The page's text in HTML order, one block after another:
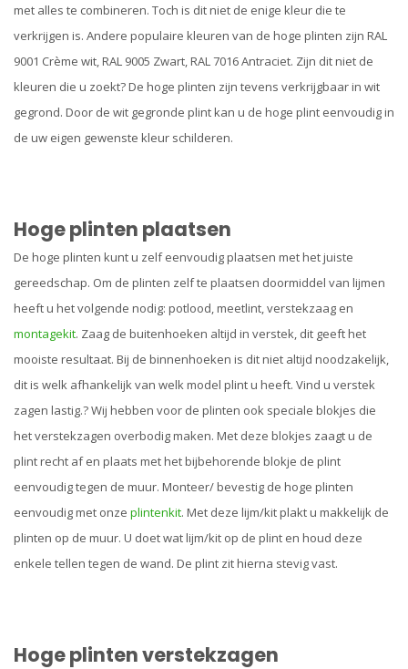
met alles te combineren. Toch is dit niet de enige kleur die te
verkrijgen is. Andere populaire kleuren van de hoge plinten zijn RAL
9001 Crème wit, RAL 9005 Zwart, RAL 7016 Antraciet. Zijn dit niet de
kleuren die u zoekt? De hoge plinten zijn tevens verkrijgbaar in wit
gegrond. Door de wit gegronde plint kan u de hoge plint eenvoudig in
de uw eigen gewenste kleur schilderen.
Hoge plinten plaatsen
De hoge plinten kunt u zelf eenvoudig plaatsen met het juiste
gereedschap. Om de plinten zelf te plaatsen doormiddel van lijmen
heeft u het volgende nodig: potlood, meetlint, verstekzaag en
montagekit. Zaag de buitenhoeken altijd in verstek, dit geeft het
mooiste resultaat. Bij de binnenhoeken is dit niet altijd noodzakelijk,
dit is welk afhankelijk van welk model plint u heeft. Vind u verstek
zagen lastig.? Wij hebben voor de plinten ook speciale blokjes die
het verstekzagen overbodig maken. Met deze blokjes zaagt u de
plint recht af en plaats met het bijbehorende blokje de plint
eenvoudig tegen de muur. Monteer/ bevestig de hoge plinten
eenvoudig met onze plintenkit. Met deze lijm/kit plakt u makkelijk de
plinten op de muur. U doet wat lijm/kit op de plint en houd deze
enkele tellen tegen de wand. De plint zit hierna stevig vast.
Hoge plinten verstekzagen